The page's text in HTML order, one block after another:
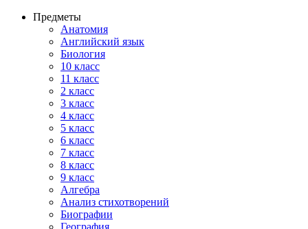
Предметы
Анатомия
Английский язык
Биология
10 класс
11 класс
2 класс
3 класс
4 класс
5 класс
6 класс
7 класс
8 класс
9 класс
Алгебра
Анализ стихотворений
Биографии
География